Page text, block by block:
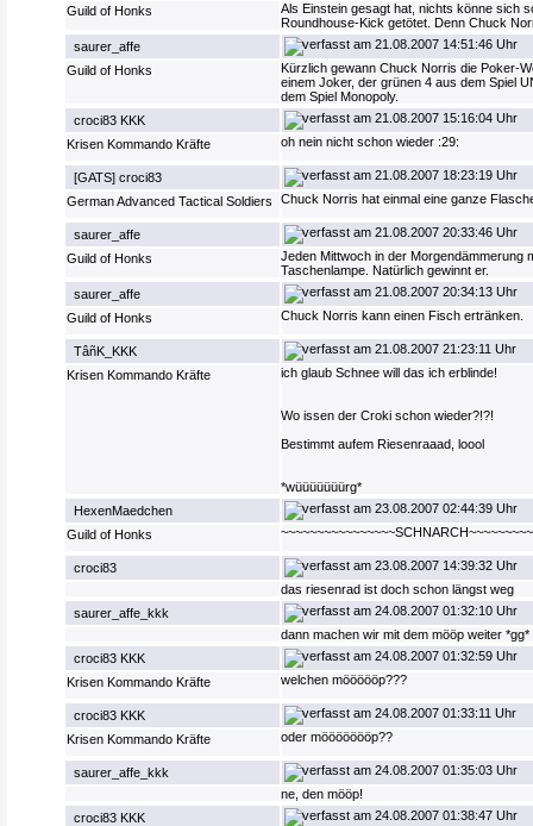
Guild of Honks
Als Einstein gesagt hat, nichts könne sich
Roundhouse-Kick getötet. Denn Chuck
saurer_affe
21.08.2007 14:51:46 Uhr
Guild of Honks
Kürzlich gewann Chuck Norris die Poker-
einem Joker, der grünen 4 aus dem Spiel
dem Spiel Monopoly.
croci83 KKK
21.08.2007 15:16:04 Uhr
Krisen Kommando Kräfte
oh nein nicht schon wieder :29:
[GATS] croci83
21.08.2007 18:23:19 Uhr
German Advanced Tactical Soldiers
Chuck Norris hat einmal eine ganze
saurer_affe
21.08.2007 20:33:46 Uhr
Guild of Honks
Jeden Mittwoch in der Morgendämmerung
Taschenlampe. Natürlich gewinnt er.
saurer_affe
21.08.2007 20:34:13 Uhr
Guild of Honks
Chuck Norris kann einen Fisch ertränken.
TâñK_KKK
21.08.2007 21:23:11 Uhr
Krisen Kommando Kräfte
ich glaub Schnee will das ich erblinde!
Wo issen der Croki schon wieder?!?!
Bestimmt aufem Riesenraaad, loool
*wüüüüüüürg*
HexenMaedchen
23.08.2007 02:44:39 Uhr
Guild of Honks
croci83
23.08.2007 14:39:32 Uhr
das riesenrad ist doch schon längst weg
saurer_affe_kkk
24.08.2007 01:32:10 Uhr
dann machen wir mit dem mööp weiter *gg*
croci83 KKK
24.08.2007 01:32:59 Uhr
Krisen Kommando Kräfte
welchen möööööp???
croci83 KKK
24.08.2007 01:33:11 Uhr
Krisen Kommando Kräfte
oder möööööööp??
saurer_affe_kkk
24.08.2007 01:35:03 Uhr
ne, den mööp!
croci83 KKK
24.08.2007 01:38:47 Uhr